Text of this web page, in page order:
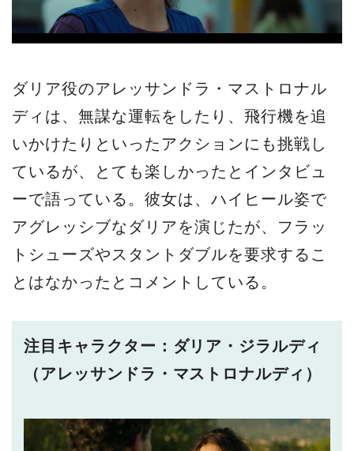
ダリア役のアレッサンドラ・マストロナル
ディは、無謀な運転をしたり、飛行機を追
いかけたりといったアクションにも挑戦し
ているが、とても楽しかったとインタビュ
ーで語っている。彼女は、ハイヒール姿で
アグレッシブなダリアを演じたが、フラッ
トシューズやスタントダブルを要求するこ
とはなかったとコメントしている。
注目キャラクター：ダリア・ジラルディ
（アレッサンドラ・マストロナルディ）